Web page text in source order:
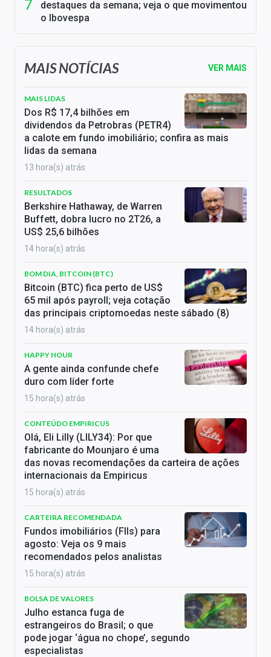
destaques da semana; veja o que movimentou
o Ibovespa
MAIS NOTÍCIAS VER MAIS
MAIS LIDAS
Dos R$ 17,4 bilhões em
dividendos da Petrobras (PETR4)
a calote em fundo imobiliário; confira as mais
lidas da semana
13 hora(s) atrás
RESULTADOS
Berkshire Hathaway, de Warren
Buffett, dobra lucro no 2T26, a
US$ 25,6 bilhões
14 hora(s) atrás
BOM DIA, BITCOIN (BTC)
Bitcoin (BTC) fica perto de US$
65 mil após payroll; veja cotação
das principais criptomoedas neste sábado (8)
14 hora(s) atrás
HAPPY HOUR
A gente ainda confunde chefe
duro com líder forte
15 hora(s) atrás
CONTEÚDO EMPIRICUS
Olá, Eli Lilly (LILY34): Por que
fabricante do Mounjaro é uma
das novas recomendações da carteira de ações
internacionais da Empiricus
15 hora(s) atrás
CARTEIRA RECOMENDADA
Fundos imobiliários (FIIs) para
agosto: Veja os 9 mais
recomendados pelos analistas
15 hora(s) atrás
BOLSA DE VALORES
Julho estanca fuga de
estrangeiros do Brasil; o que
pode jogar ‘água no chope’, segundo
especialistas